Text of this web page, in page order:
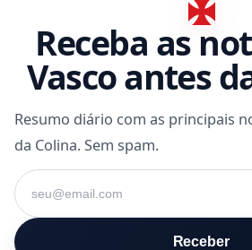
Receba as
Vasco antes
Resumo diário com as principais
da Colina. Sem spam.
Seu e-mail
Receber